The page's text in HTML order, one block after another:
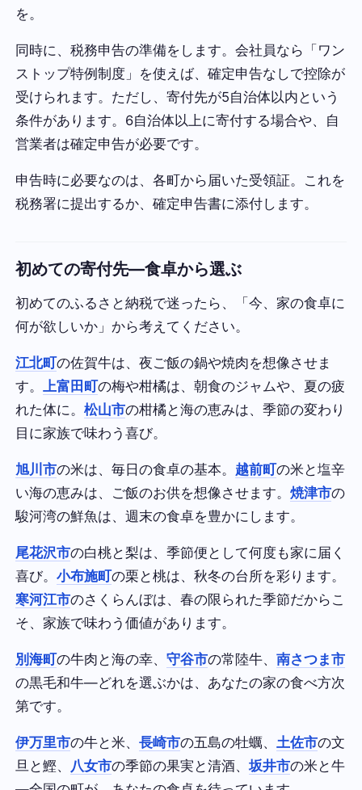
を。
同時に、税務申告の準備をします。会社員なら「ワン
ストップ特例制度」を使えば、確定申告なしで控除が
受けられます。ただし、寄付先が5自治体以内という
条件があります。6自治体以上に寄付する場合や、自
営業者は確定申告が必要です。
申告時に必要なのは、各町から届いた受領証。これを
税務署に提出するか、確定申告書に添付します。
初めての寄付先—食卓から選ぶ
初めてのふるさと納税で迷ったら、「今、家の食卓に
何が欲しいか」から考えてください。
江北町の佐賀牛は、夜ご飯の鍋や焼肉を想像させま
す。
上富田町の梅や柑橘は、朝食のジャムや、夏の疲
れた体に。松山市の柑橘と海の恵みは、季節の変わり
目に家族で味わう喜び。
旭川市の米は、毎日の食卓の基本。 越前町の米と塩辛
い海の恵みは、ご飯のお供を想像させます。焼津市の
駿河湾の鮮魚は、週末の食卓を豊かにします。
尾花沢市の白桃と梨は、季節便として何度も家に届く
喜び。小布施町の栗と桃は、秋冬の台所を彩ります。
寒河江市のさくらんぼは、春の限られた季節だからこ
そ、家族で味わう価値があります。
別海町の牛肉と海の幸、守谷市の常陸牛、南さつま市
の黒毛和牛—どれを選ぶかは、あなたの家の食べ方次
第です。
伊万里市の牛と米、長崎市の五島の牡蠣、 土佐市の文
旦と鰹、 八女市の季節の果実と清酒、坂井市の米と牛